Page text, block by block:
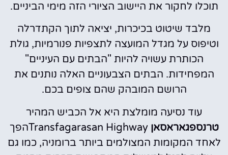
תוכלו לחקור את היישוב הציורי הזה מימי הביניים.
מלבד שיטוט בכיכרות, יציאה לתוך הקתדרלה
וטיפוס על מגדל המועצה לתצפיות פנורמיות, גולת
הכותרת עשויה להיות "הבתים עם העיניים"
המפחידות. הבתים הצבעוניים האלה נותנים את
הרושם המובהק שהם צופים בכם.
עוד נסיעה מומלצת היא אל הכביש המהיר
טרנספגאראסאן
Transfagarasan Highwayהפך
לאחד המקומות המצולמים ביותר ברומניה, כמו גם